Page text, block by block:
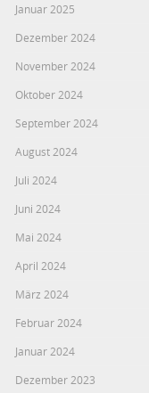
Januar 2025
Dezember 2024
November 2024
Oktober 2024
September 2024
August 2024
Juli 2024
Juni 2024
Mai 2024
April 2024
März 2024
Februar 2024
Januar 2024
Dezember 2023